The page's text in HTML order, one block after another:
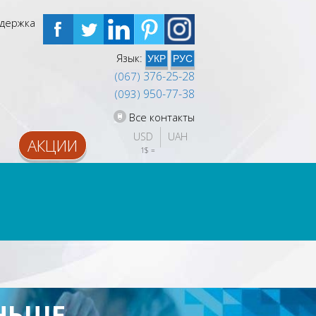
Язык: УКР РУС
(067) 376-25-28
(093) 950-77-38
Все контакты
USD
1$ =
UAH
АКЦИИ